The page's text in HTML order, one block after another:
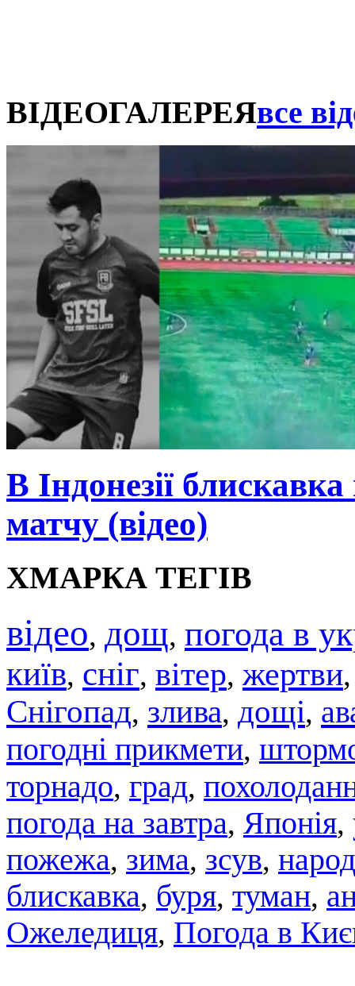
ВІДЕОГАЛЕРЕЯвсе
В Індонезії
матчу (відео)
ХМАРКА ТЕГІВ
відео, дощ, погода в
київ, сніг, вітер, жертви
Снігопад, злива, дощі,
погодні прикмети,
торнадо, град,
погода на завтра, Японія,
пожежа, зима, зсув,
блискавка, буря, туман,
Ожеледиця, Погода в